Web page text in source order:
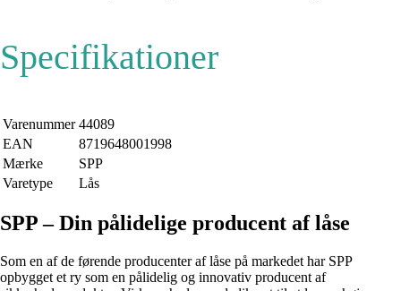
Specifikationer
Varenummer 44089
EAN
8719648001998
Mærke
SPP
Varetype
Lås
SPP – Din pålidelige producent af låse
Som en af de førende producenter af låse på markedet har SPP
opbygget et ry som en pålidelig og innovativ producent af